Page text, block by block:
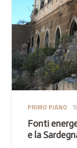
PRIMO PIANO
Fonti
e la